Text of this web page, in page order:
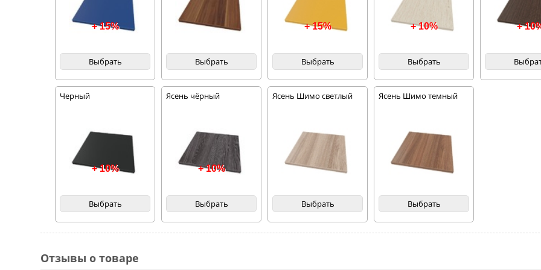
+ 15%
Выбрать Выбрать
+ 15%
Выбрать
+ 10%
Выбрать
+
Черный
+ 10%
Выбрать
Ясень чёрный
+ 10%
Выбрать
Ясень Шимо светлый
Выбрать
Ясень Шимо темный
Выбрать
Отзывы о товаре